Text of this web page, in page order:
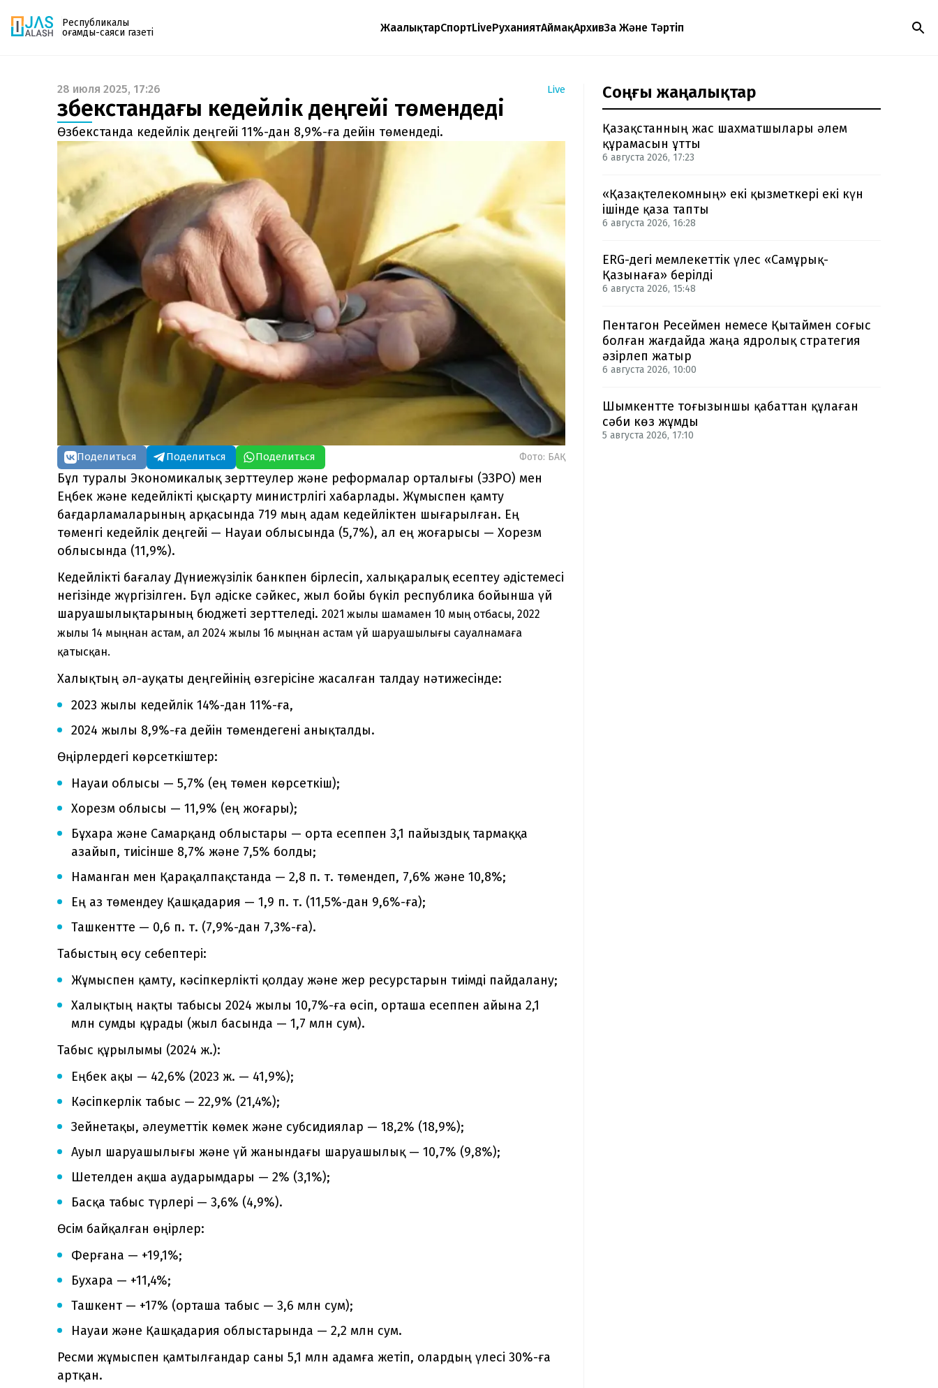
Республикалық
қоғамдық-саяси газеті
ЖаңалықтарСпортLiveРуханиятАймақАрхивЗаң Және Тәртіп
Газетке жазылу
PDF форматтағы газетті ай сайын электронды
поштаңызға алып отырыңыз. Жаңа нөмір
шыққан сәтте сізге бірден жіберіледі. Тек email
енгізіңіз, біз қалғанын өзіміз жібереміз.
28 июля 2025, 17:26 Live
Өзбекстандағы кедейлік деңгейі төмендеді
Өзбекстанда кедейлік деңгейі 11%-дан 8,9%-ға дейін төмендеді.
Поделиться Поделиться Поделиться Фото: БАҚ
Бұл туралы Экономикалық зерттеулер және реформалар орталығы (ЭЗРО) мен
Еңбек және кедейлікті қысқарту министрлігі хабарлады. Жұмыспен қамту
бағдарламаларының арқасында 719 мың адам кедейліктен шығарылған. Ең
төменгі кедейлік деңгейі — Науаи облысында (5,7%), ал ең жоғарысы — Хорезм
облысында (11,9%).
Кедейлікті бағалау Дүниежүзілік банкпен бірлесіп, халықаралық есептеу әдістемесі
негізінде жүргізілген. Бұл әдіске сәйкес, жыл бойы бүкіл республика бойынша үй
шаруашылықтарының бюджеті зерттеледі. 2021 жылы шамамен 10 мың отбасы, 2022
жылы 14 мыңнан астам, ал 2024 жылы 16 мыңнан астам үй шаруашылығы сауалнамаға
қатысқан.
Халықтың әл-ауқаты деңгейінің өзгерісіне жасалған талдау нәтижесінде:
2023 жылы кедейлік 14%-дан 11%-ға,
2024 жылы 8,9%-ға дейін төмендегені анықталды.
Өңірлердегі көрсеткіштер:
Науаи облысы — 5,7% (ең төмен көрсеткіш);
Хорезм облысы — 11,9% (ең жоғары);
Бұхара және Самарқанд облыстары — орта есеппен 3,1 пайыздық тармаққа
азайып, тиісінше 8,7% және 7,5% болды;
Наманган мен Қарақалпақстанда — 2,8 п. т. төмендеп, 7,6% және 10,8%;
Ең аз төмендеу Қашқадария — 1,9 п. т. (11,5%-дан 9,6%-ға);
Ташкентте — 0,6 п. т. (7,9%-дан 7,3%-ға).
Табыстың өсу себептері:
Жұмыспен қамту, кәсіпкерлікті қолдау және жер ресурстарын тиімді пайдалану;
Халықтың нақты табысы 2024 жылы 10,7%-ға өсіп, орташа есеппен айына 2,1
млн сумды құрады (жыл басында — 1,7 млн сум).
Табыс құрылымы (2024 ж.):
Еңбек ақы — 42,6% (2023 ж. — 41,9%);
Кәсіпкерлік табыс — 22,9% (21,4%);
Зейнетақы, әлеуметтік көмек және субсидиялар — 18,2% (18,9%);
Ауыл шаруашылығы және үй жанындағы шаруашылық — 10,7% (9,8%);
Шетелден ақша аударымдары — 2% (3,1%);
Басқа табыс түрлері — 3,6% (4,9%).
Өсім байқалған өңірлер:
Ферғана — +19,1%;
Бухара — +11,4%;
Ташкент — +17% (орташа табыс — 3,6 млн сум);
Науаи және Қашқадария облыстарында — 2,2 млн сум.
Ресми жұмыспен қамтылғандар саны 5,1 млн адамға жетіп, олардың үлесі 30%-ға
артқан.
Соңғы жаңалықтар
Қазақстанның жас шахматшылары әлем
құрамасын ұтты
6 августа 2026, 17:23
«Қазақтелекомның» екі қызметкері екі күн
ішінде қаза тапты
6 августа 2026, 16:28
ERG-дегі мемлекеттік үлес «Самұрық-
Қазынаға» берілді
6 августа 2026, 15:48
Пентагон Ресеймен немесе Қытаймен соғыс
болған жағдайда жаңа ядролық стратегия
әзірлеп жатыр
6 августа 2026, 10:00
Шымкентте тоғызыншы қабаттан құлаған
сәби көз жұмды
5 августа 2026, 17:10